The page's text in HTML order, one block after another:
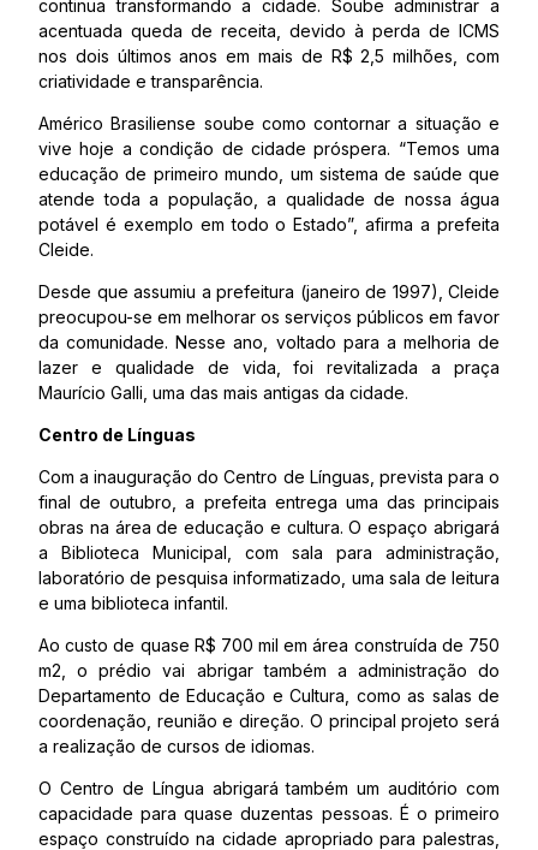
continua transformando a cidade. Soube administrar a
acentuada queda de receita, devido à perda de ICMS
nos dois últimos anos em mais de R$ 2,5 milhões, com
criatividade e transparência.
Américo Brasiliense soube como contornar a situação e
vive hoje a condição de cidade próspera. “Temos uma
educação de primeiro mundo, um sistema de saúde que
atende toda a população, a qualidade de nossa água
potável é exemplo em todo o Estado”, afirma a prefeita
Cleide.
Desde que assumiu a prefeitura (janeiro de 1997), Cleide
preocupou-se em melhorar os serviços públicos em favor
da comunidade. Nesse ano, voltado para a melhoria de
lazer e qualidade de vida, foi revitalizada a praça
Maurício Galli, uma das mais antigas da cidade.
Centro de Línguas
Com a inauguração do Centro de Línguas, prevista para o
final de outubro, a prefeita entrega uma das principais
obras na área de educação e cultura. O espaço abrigará
a Biblioteca Municipal, com sala para administração,
laboratório de pesquisa informatizado, uma sala de leitura
e uma biblioteca infantil.
Ao custo de quase R$ 700 mil em área construída de 750
m2, o prédio vai abrigar também a administração do
Departamento de Educação e Cultura, como as salas de
coordenação, reunião e direção. O principal projeto será
a realização de cursos de idiomas.
O Centro de Língua abrigará também um auditório com
capacidade para quase duzentas pessoas. É o primeiro
espaço construído na cidade apropriado para palestras,